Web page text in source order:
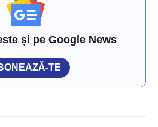
și pe Google News
TE